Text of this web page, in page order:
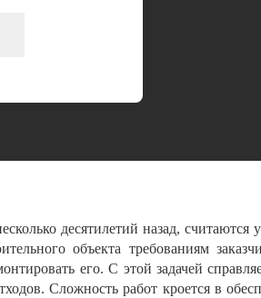
десятилетий назад,
объекта требованиям
его. С этой задачей
Сложность работ кроется в